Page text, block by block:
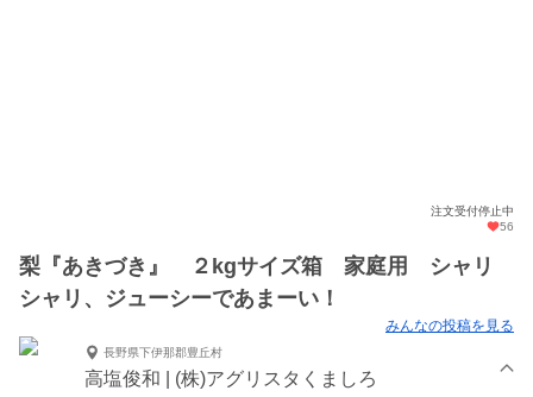
注文受付停止中
56
梨『あきづき』 ２kgサイズ箱 家庭用 シャリ
シャリ、ジューシーであまーい！
みんなの投稿を見る
長野県下伊那郡豊丘村
高塩俊和 | (株)アグリスタくましろ